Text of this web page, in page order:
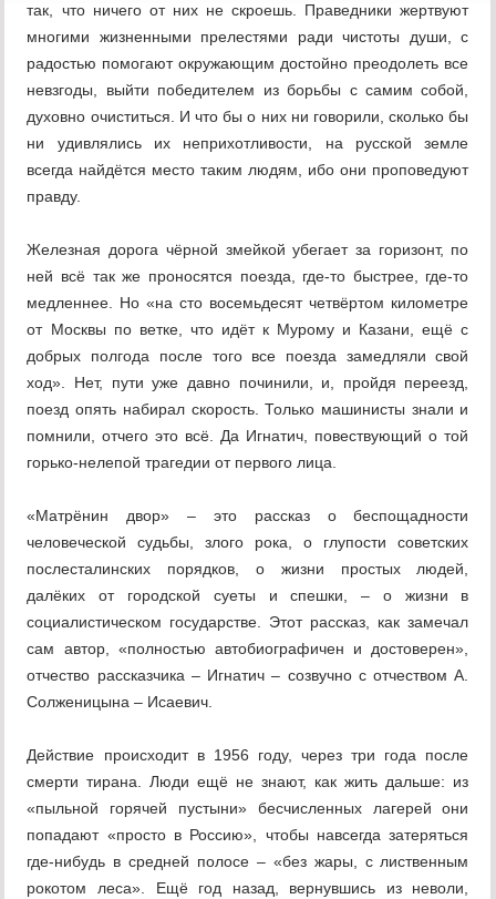
так, что ничего от них не скроешь. Праведники жертвуют
многими жизненными прелестями ради чистоты души, с
радостью помогают окружающим достойно преодолеть все
невзгоды, выйти победителем из борьбы с самим собой,
духовно очиститься. И что бы о них ни говорили, сколько бы
ни удивлялись их неприхотливости, на русской земле
всегда найдётся место таким людям, ибо они проповедуют
правду.
Железная дорога чёрной змейкой убегает за горизонт, по
ней всё так же проносятся поезда, где-то быстрее, где-то
медленнее. Но «на сто восемьдесят четвёртом километре
от Москвы по ветке, что идёт к Мурому и Казани, ещё с
добрых полгода после того все поезда замедляли свой
ход». Нет, пути уже давно починили, и, пройдя переезд,
поезд опять набирал скорость. Только машинисты знали и
помнили, отчего это всё. Да Игнатич, повествующий о той
горько-нелепой трагедии от первого лица.
«Матрёнин двор» – это рассказ о беспощадности
человеческой судьбы, злого рока, о глупости советских
послесталинских порядков, о жизни простых людей,
далёких от городской суеты и спешки, – о жизни в
социалистическом государстве. Этот рассказ, как замечал
сам автор, «полностью автобиографичен и достоверен»,
отчество рассказчика – Игнатич – созвучно с отчеством А.
Солженицына – Исаевич.
Действие происходит в 1956 году, через три года после
смерти тирана. Люди ещё не знают, как жить дальше: из
«пыльной горячей пустыни» бесчисленных лагерей они
попадают «просто в Россию», чтобы навсегда затеряться
где-нибудь в средней полосе – «без жары, с лиственным
рокотом леса». Ещё год назад, вернувшись из неволи,